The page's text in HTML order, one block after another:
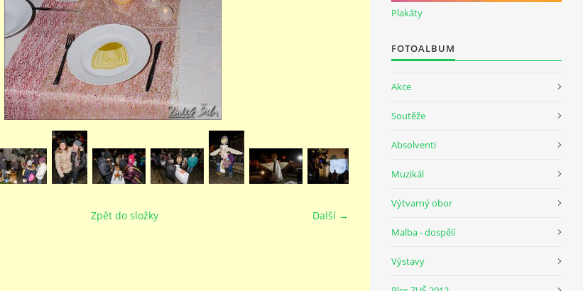
Další →
Zpět do složky
Plakáty
FOTOALBUM
Akce
Soutěže
Absolventi
Muzikál
Výtvarný obor
Malba - dospělí
Výstavy